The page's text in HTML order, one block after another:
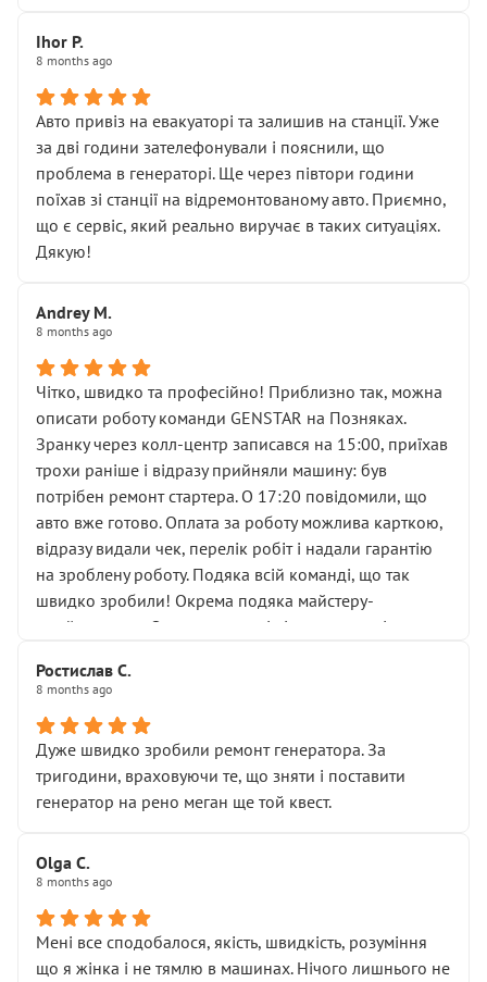
Далі ситуація тільки погіршилась:
• сказали, що тепер “потрібно знімати колеса”
• що біля авто стояти вже не можна
• почали озвучувати купу додаткових робіт без
чіткого пояснення
( ну все зняли та доробили) дякую!
Окремий момент, який виглядає абсурдно:
мені заявили, що бачок гальмівної рідини потрібно
міняти разом із головним гальмівним циліндром у
Для людини, яка хоча б трохи розуміється на техніці,
це звучить як мінімум непрофесійно, а як максимум —
спроба продати дорогий вузол замість елементарних
ущільнювачів.
Що прикро — це не перший мій візит. Раніше міняв у
вас стартер, і тоді сервіс наче справив хороше
враження. Але згодом знайшов декілька гайок під
лобовим склом. Мені пояснили, що це “старі гайки, які
відкручували”, і попросили не хвилюватися. ( надіюсь
новий власник, не застяг в полі))
Але після нинішнього візиту такі дрібниці вже не
здаються дрібницями.
Я — клієнт, який працює на довірі, і саме її цей сервіс
Хотілося б більше:
• належної уваги до авто
• прозорості в роботах і рахунках
• реальної діагностики, а не формального
“подивились і поїхав”
На жаль, складається враження, що сервіс працює не
Стосовно комунікації - все добре
Ihor P.
8 months ago
Авто привіз на евакуаторі та залишив на станції. Уже
за дві години зателефонували і пояснили, що
проблема в генераторі. Ще через півтори години
поїхав зі станції на відремонтованому авто. Приємно,
що є сервіс, який реально виручає в таких ситуаціях.
Дякую!
Andrey M.
8 months ago
Чітко, швидко та професійно! Приблизно так, можна
описати роботу команди GENSTAR на Позняках.
Зранку через колл-центр записався на 15:00, приїхав
трохи раніше і відразу прийняли машину: був
потрібен ремонт стартера. О 17:20 повідомили, що
авто вже готово. Оплата за роботу можлива карткою,
відразу видали чек, перелік робіт і надали гарантію
на зроблену роботу. Подяка всій команді, що так
швидко зробили! Окрема подяка майстеру-
приймальнику Олександру: всі чітко та по суті.
звертатися до цього автосервісу.
Ростислав С.
8 months ago
Дуже швидко зробили ремонт генератора. За
тригодини, враховуючи те, що зняти і поставити
генератор на рено меган ще той квест.
Olga С.
8 months ago
Мені все сподобалося, якість, швидкість, розуміння
що я жінка і не тямлю в машинах. Нічого лишнього не